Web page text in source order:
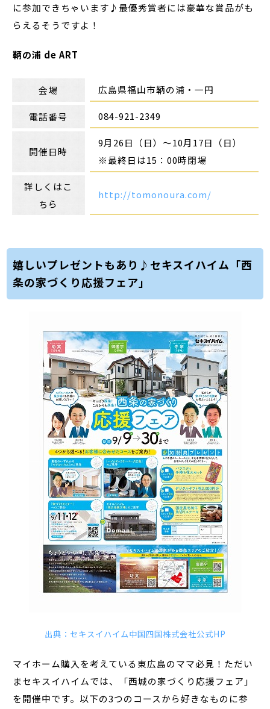
に参加できちゃいます♪最優秀賞者には豪華な賞品がも
らえるそうですよ！
鞆の浦 de ART
会場 広島県福山市鞆の浦・一円
電話番号 084-921-2349
開催日時
9月26日（日）～10月17日（日）
※最終日は15：00時閉場
詳しくはこ
ちら
http://tomonoura.com/
嬉しいプレゼントもあり♪セキスイハイム「西
条の家づくり応援フェア」
出典：セキスイハイム中国四国株式会社公式HP
マイホーム購入を考えている東広島のママ必見！ただい
まセキスイハイムでは、「西城の家づくり応援フェア」
を開催中です。以下の3つのコースから好きなものに参